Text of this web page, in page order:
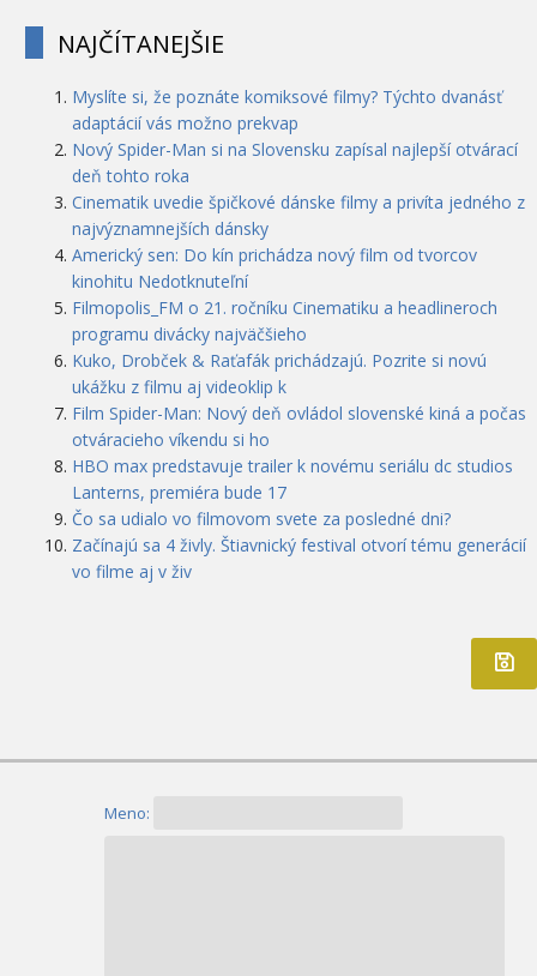
NAJČÍTANEJŠIE
Myslíte si, že poznáte komiksové filmy? Týchto dvanásť
adaptácií vás možno prekvap
Nový Spider-Man si na Slovensku zapísal najlepší otvárací
deň tohto roka
Cinematik uvedie špičkové dánske filmy a privíta jedného z
najvýznamnejších dánsky
Americký sen: Do kín prichádza nový film od tvorcov
kinohitu Nedotknuteľní
Filmopolis_FM o 21. ročníku Cinematiku a headlineroch
programu divácky najväčšieho
Kuko, Drobček & Raťafák prichádzajú. Pozrite si novú
ukážku z filmu aj videoklip k
Film Spider-Man: Nový deň ovládol slovenské kiná a počas
otváracieho víkendu si ho
HBO max predstavuje trailer k novému seriálu dc studios
Lanterns, premiéra bude 17
Čo sa udialo vo filmovom svete za posledné dni?
Začínajú sa 4 živly. Štiavnický festival otvorí tému generácií
vo filme aj v živ
Meno: